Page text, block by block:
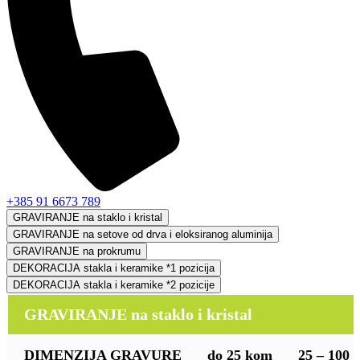
+385 91 6673 789
GRAVIRANJE na staklo i kristal
GRAVIRANJE na setove od drva i eloksiranog aluminija
GRAVIRANJE na prokrumu
DEKORACIJA stakla i keramike *1 pozicija
DEKORACIJA stakla i keramike *2 pozicije
GRAVIRANJE na staklo i kristal
DIMENZIJA GRAVURE do 25 kom 25 – 100